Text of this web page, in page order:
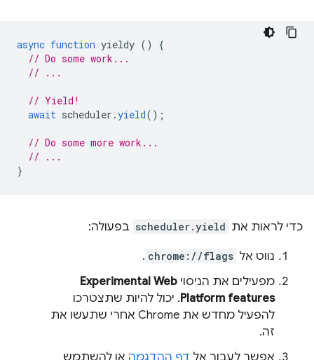
async function yieldy ()
{
// Do some work...
// ...
// Yield!
await scheduler .yield();
// Do some more work...
// ...
}
כדי לראות את scheduler.yield בפעולה:
נווט אל chrome://flags
.
מפעילים את הניסוי Experimental Web
Platform features. יכול להיות שתצטרכו
להפעיל מחדש את Chrome אחרי שתעשו את
זה.